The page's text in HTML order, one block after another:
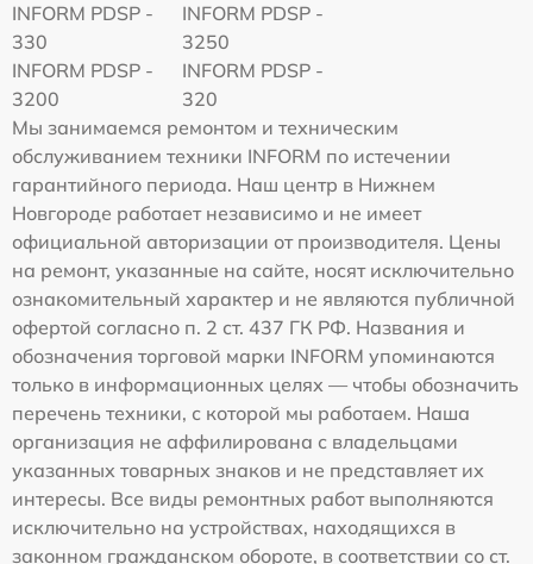
INFORM PDSP -
330
INFORM PDSP -
3250
INFORM PDSP -
3200
INFORM PDSP -
320
Мы занимаемся ремонтом и техническим
обслуживанием техники INFORM по истечении
гарантийного периода. Наш центр в Нижнем
Новгороде работает независимо и не имеет
официальной авторизации от производителя. Цены
на ремонт, указанные на сайте, носят исключительно
ознакомительный характер и не являются публичной
офертой согласно п. 2 ст. 437 ГК РФ. Названия и
обозначения торговой марки INFORM упоминаются
только в информационных целях — чтобы обозначить
перечень техники, с которой мы работаем. Наша
организация не аффилирована с владельцами
указанных товарных знаков и не представляет их
интересы. Все виды ремонтных работ выполняются
исключительно на устройствах, находящихся в
законном гражданском обороте, в соответствии со ст.